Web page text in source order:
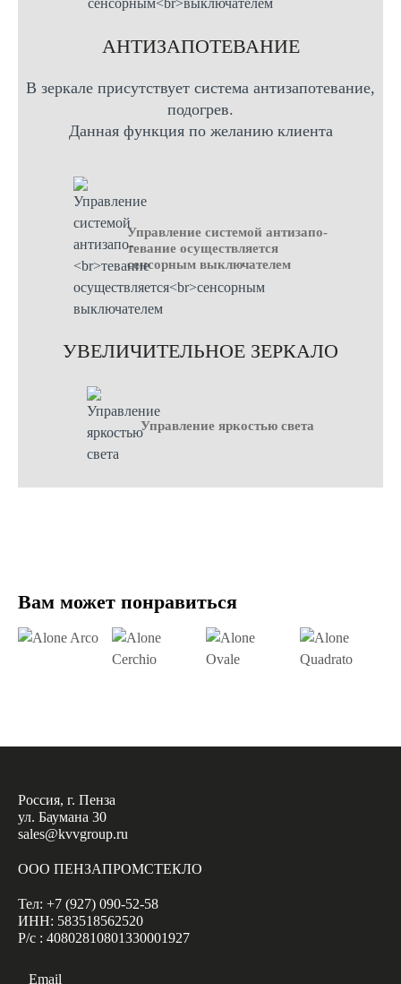
Вам может понравиться
AНТИЗАПОТЕВАНИЕ
В зеркале присутствует система антизапотевание,
подогрев.
Данная функция по желанию клиента
Управление системой антизапо-
тевание осуществляется
сенсорным выключателем
УВЕЛИЧИТЕЛЬНОЕ ЗЕРКАЛО
Управление яркостью света
Россия, г. Пенза
ул. Баумана 30
sales@kvvgroup.ru
ООО ПЕНЗАПРОМСТЕКЛО
Тел: +7 (927) 090-52-58
ИНН: 583518562520
Р/с : 40802810801330001927